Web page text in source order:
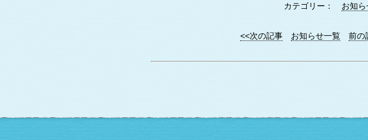
カテゴリー： お知
<<次の記事 お知らせ一覧 前の